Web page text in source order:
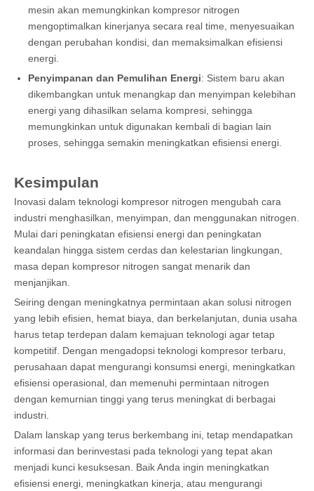
mesin akan memungkinkan kompresor nitrogen
mengoptimalkan kinerjanya secara real time, menyesuaikan
dengan perubahan kondisi, dan memaksimalkan efisiensi
energi.
Penyimpanan dan Pemulihan Energi: Sistem baru akan
dikembangkan untuk menangkap dan menyimpan kelebihan
energi yang dihasilkan selama kompresi, sehingga
memungkinkan untuk digunakan kembali di bagian lain
proses, sehingga semakin meningkatkan efisiensi energi.
Kesimpulan
Inovasi dalam teknologi kompresor nitrogen mengubah cara
industri menghasilkan, menyimpan, dan menggunakan nitrogen.
Mulai dari peningkatan efisiensi energi dan peningkatan
keandalan hingga sistem cerdas dan kelestarian lingkungan,
masa depan kompresor nitrogen sangat menarik dan
menjanjikan.
Seiring dengan meningkatnya permintaan akan solusi nitrogen
yang lebih efisien, hemat biaya, dan berkelanjutan, dunia usaha
harus tetap terdepan dalam kemajuan teknologi agar tetap
kompetitif. Dengan mengadopsi teknologi kompresor terbaru,
perusahaan dapat mengurangi konsumsi energi, meningkatkan
efisiensi operasional, dan memenuhi permintaan nitrogen
dengan kemurnian tinggi yang terus meningkat di berbagai
industri.
Dalam lanskap yang terus berkembang ini, tetap mendapatkan
informasi dan berinvestasi pada teknologi yang tepat akan
menjadi kunci kesuksesan. Baik Anda ingin meningkatkan
efisiensi energi, meningkatkan kinerja, atau mengurangi